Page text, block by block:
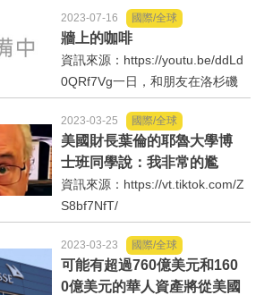
2023-07-16 國際/全球
牆上的咖啡
資訊來源：https://youtu.be/ddLd
0QRf7Vg一日，和朋友在洛杉磯
一家有名的咖啡廳閒坐，品着咖
啡。這時進來一個人，坐在我們
旁邊的那張桌子旁。他叫來服務
生說：「兩杯咖啡，一杯貼牆
上。」他點咖啡的方式...
2023-03-25 國際/全球
美國財長葉倫的耶魯大學博
士班同學說：我非常的尷
尬⋯
資訊來源：https://vt.tiktok.com/Z
S8bf7NfT/
2023-03-23 國際/全球
可能有超過760億美元和160
0億美元的華人資產將從美國